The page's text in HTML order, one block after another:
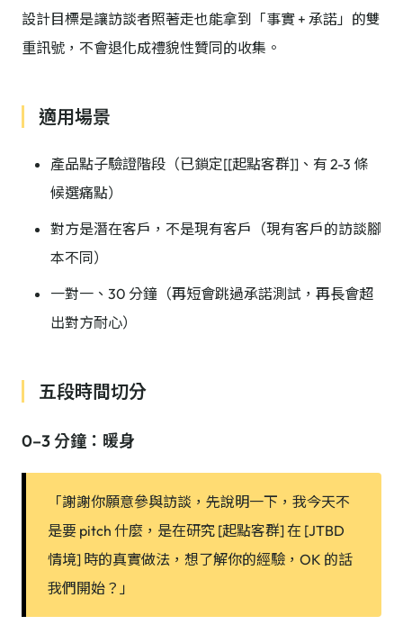
設計目標是讓訪談者照著走也能拿到「事實 + 承諾」的雙
重訊號，不會退化成禮貌性贊同的收集。
適用場景
產品點子驗證階段（已鎖定[[起點客群]]、有 2-3 條
候選痛點）
對方是潛在客戶，不是現有客戶（現有客戶的訪談腳
本不同）
一對一、30 分鐘（再短會跳過承諾測試，再長會超
出對方耐心）
五段時間切分
0–3 分鐘：暖身
「謝謝你願意參與訪談，先說明一下，我今天不
是要 pitch 什麼，是在研究 [起點客群] 在 [JTBD
情境] 時的真實做法，想了解你的經驗，OK 的話
我們開始？」